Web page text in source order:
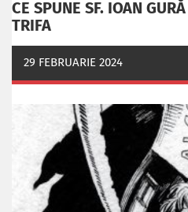
CE SPUNE SF. IOAN
TRIFA
29 FEBRUARIE 2024